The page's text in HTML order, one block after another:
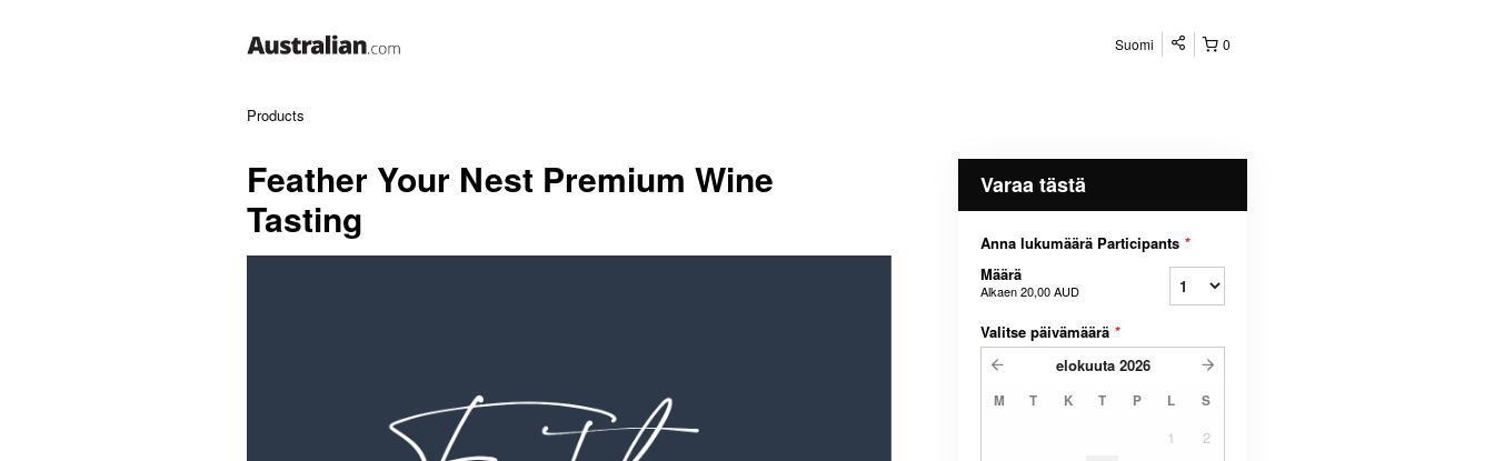
0
Suomi
Products
Feather Your Nest Premium Wine
Tasting
Varaa tästä
Anna lukumäärä Participants *
Määrä
Alkaen20,00 AUD
Valitse päivämäärä *
elokuuta 2026
M T K T P L S
1
2